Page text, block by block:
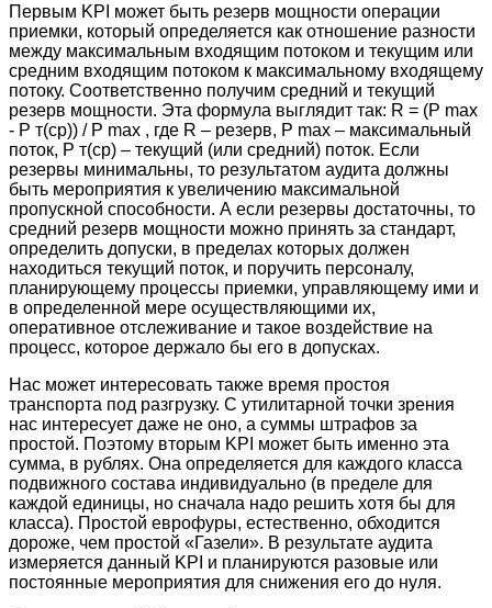
Первым KPI может быть резерв мощности операции
приемки, который определяется как отношение разности
между максимальным входящим потоком и текущим или
средним входящим потоком к максимальному входящему
потоку. Соответственно получим средний и текущий
резерв мощности. Эта формула выглядит так: R = (P max
- P т(cp)) / P max , где R – резерв, P maх – максимальный
поток, P т(ср) – текущий (или средний) поток. Если
резервы минимальны, то результатом аудита должны
быть мероприятия к увеличению максимальной
пропускной способности. А если резервы достаточны, то
средний резерв мощности можно принять за стандарт,
определить допуски, в пределах которых должен
находиться текущий поток, и поручить персоналу,
планирующему процессы приемки, управляющему ими и
в определенной мере осуществляющими их,
оперативное отслеживание и такое воздействие на
процесс, которое держало бы его в допусках.
Нас может интересовать также время простоя
транспорта под разгрузку. С утилитарной точки зрения
нас интересует даже не оно, а суммы штрафов за
простой. Поэтому вторым KPI может быть именно эта
сумма, в рублях. Она определяется для каждого класса
подвижного состава индивидуально (в пределе для
каждой единицы, но сначала надо решить хотя бы для
класса). Простой еврофуры, естественно, обходится
дороже, чем простой «Газели». В результате аудита
измеряется данный KPI и планируются разовые или
постоянные мероприятия для снижения его до нуля.